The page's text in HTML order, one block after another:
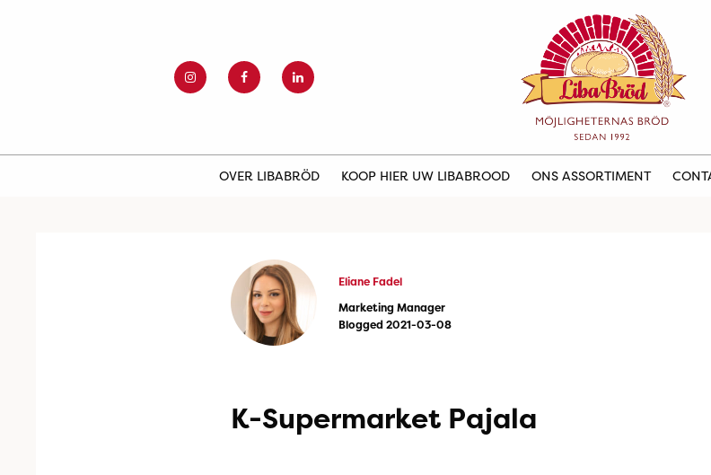
OVER LIBABRÖD KOOP HIER UW LIBABROOD ONS ASSORTIMENT
Eliane Fadel
Marketing Manager
Blogged 2021-03-08
K-Supermarket Pajala